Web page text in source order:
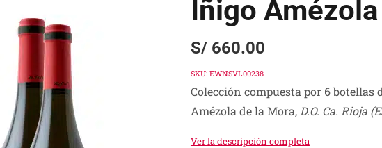
Íñigo
S/660.00
SKU: EWNSVL00238
Colección compuesta por 6 botellas
Amézola de la Mora, D.O. Ca. Rioja
Ver la descripción completa